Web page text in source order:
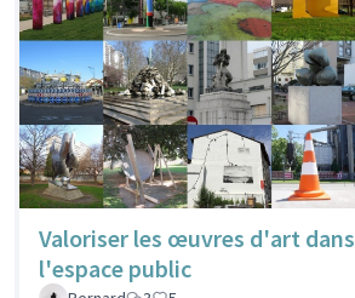
Valoriser les œuvres d'art dans
l'espace public